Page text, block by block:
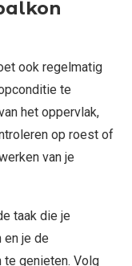
ook regelmatig
te
het oppervlak,
op roest of
van je
taak die je
en je de
te genieten. Volg